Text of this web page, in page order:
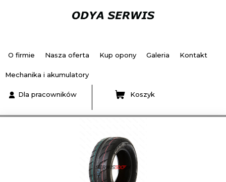
O firmie Nasza oferta Kup opony Galeria Kontakt
Mechanika i akumulatory
Dla pracowników Koszyk